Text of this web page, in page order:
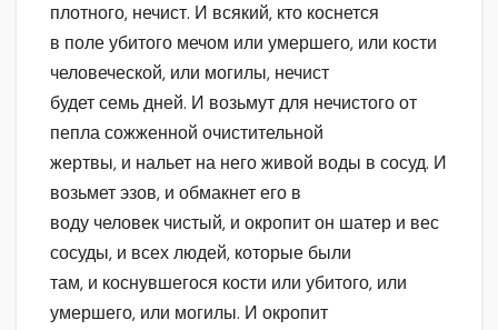
плотного, нечист. И всякий, кто коснется
в поле убитого мечом или умершего, или кости
человеческой, или могилы, нечист
будет семь дней. И возьмут для нечистого от
пепла сожженной очистительной
жертвы, и нальет на него живой воды в сосуд. И
возьмет эзов, и обмакнет его в
воду человек чистый, и окропит он шатер и вес
сосуды, и всех людей, которые были
там, и коснувшегося кости или убитого, или
умершего, или могилы. И окропит